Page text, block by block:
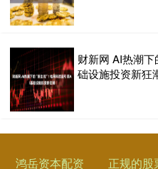
财新网 AI热潮下
础设施投资新狂
鸿岳资本配资 正规的股